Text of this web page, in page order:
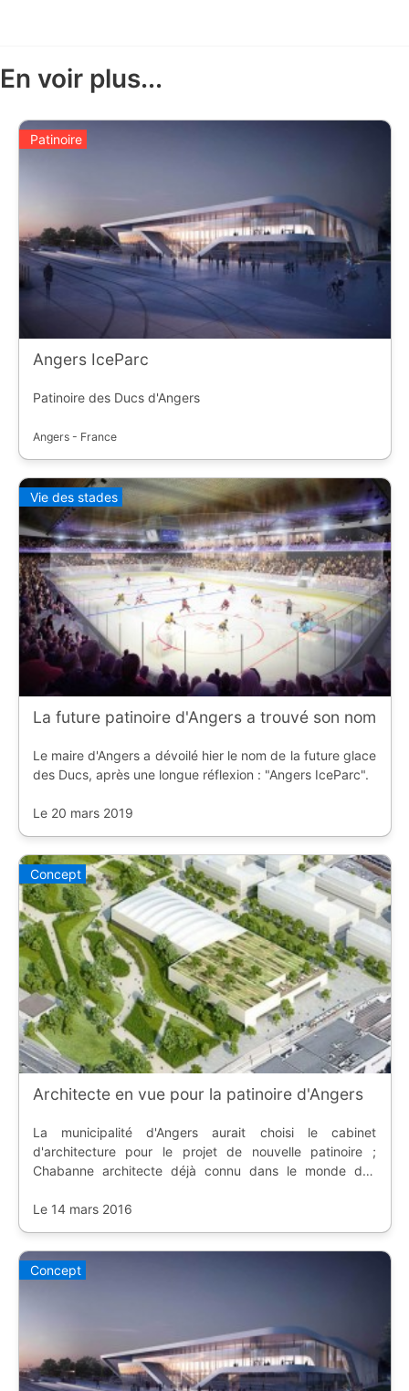
En voir plus...
Patinoire
Angers IceParc
Patinoire des Ducs d'Angers
Angers - France
Vie des stades
La future patinoire d'Angers a trouvé son nom
Le maire d'Angers a dévoilé hier le nom de la future glace
des Ducs, après une longue réflexion : "Angers IceParc".
Le 20 mars 2019
Concept
Architecte en vue pour la patinoire d'Angers
La municipalité d'Angers aurait choisi le cabinet
d'architecture pour le projet de nouvelle patinoire ;
Chabanne architecte déjà connu dans le monde des
Le 14 mars 2016
Concept